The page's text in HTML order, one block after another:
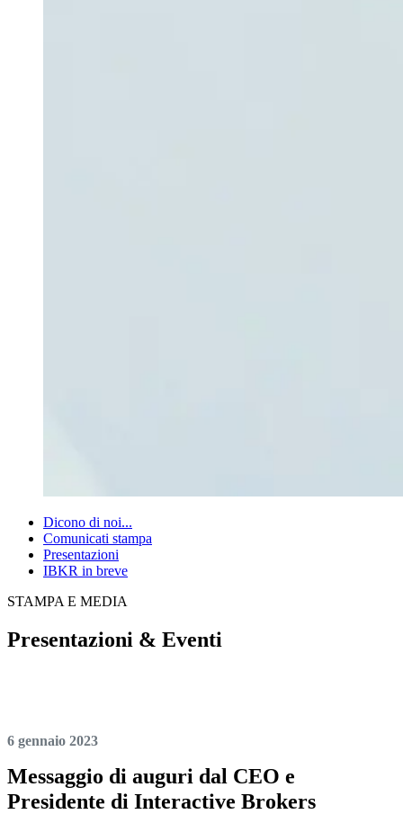
Dicono di noi...
Comunicati stampa
Presentazioni
IBKR in breve
STAMPA E MEDIA
Presentazioni & Eventi
6 gennaio 2023
Messaggio di auguri dal CEO e
Presidente di Interactive Brokers